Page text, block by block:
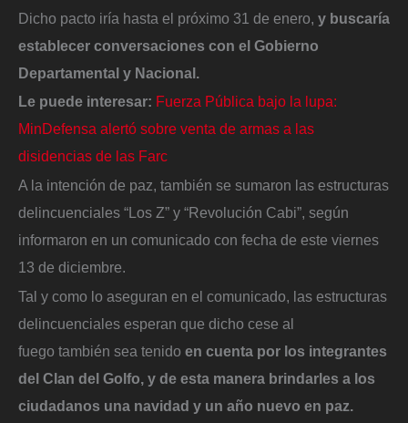
Dicho pacto iría hasta el próximo 31 de enero, y buscaría
establecer conversaciones con el Gobierno
Departamental y Nacional.
Le puede interesar: Fuerza Pública bajo la lupa:
MinDefensa alertó sobre venta de armas a las
disidencias de las Farc
A la intención de paz, también se sumaron las estructuras
delincuenciales “Los Z” y “Revolución Cabi”, según
informaron en un comunicado con fecha de este viernes
13 de diciembre.
Tal y como lo aseguran en el comunicado, las estructuras
delincuenciales esperan que dicho cese al
fuego también sea tenido en cuenta por los integrantes
del Clan del Golfo, y de esta manera brindarles a los
ciudadanos una navidad y un año nuevo en paz.